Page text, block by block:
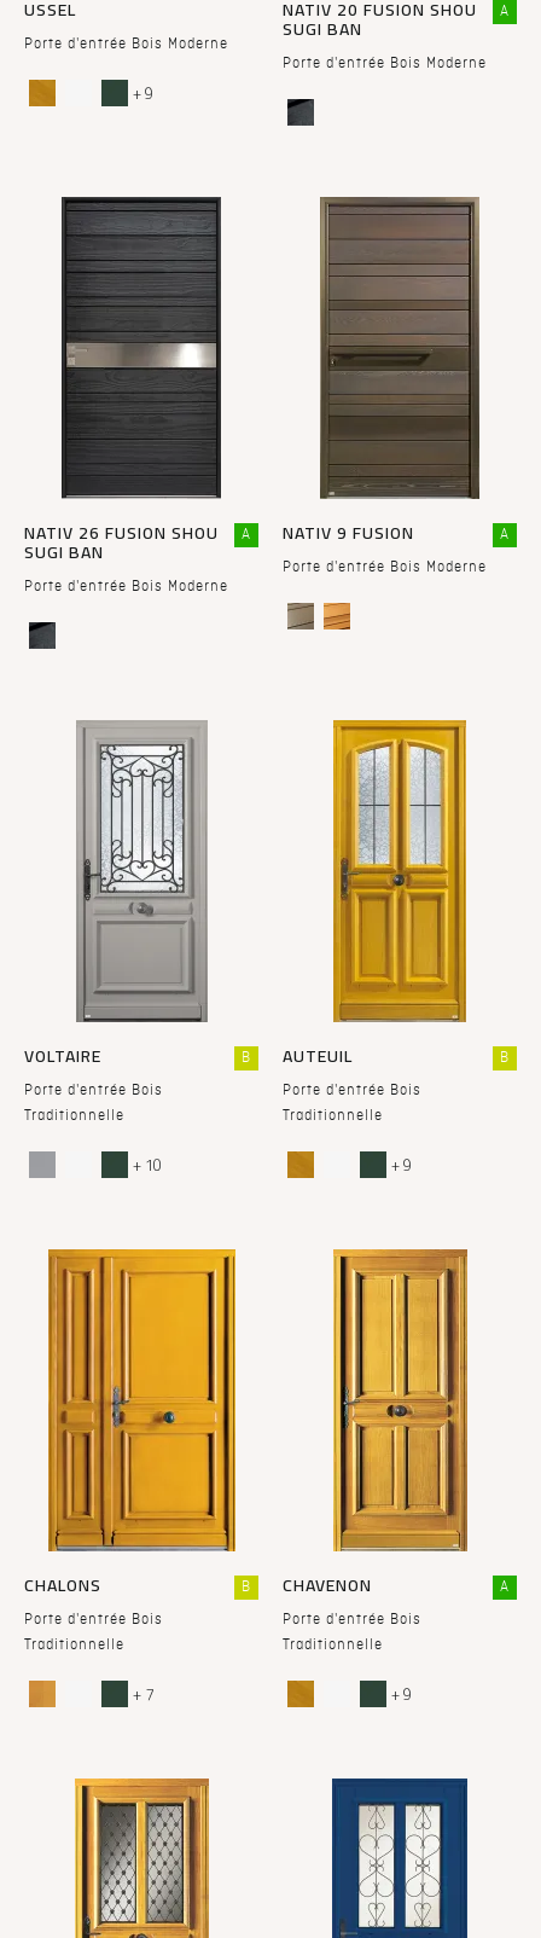
USSEL
Porte d'entrée Bois Moderne
+ 9
NATIV 20 FUSION SHOU
SUGI BAN
Porte d'entrée Bois Moderne
A
NATIV 26 FUSION SHOU
SUGI BAN
Porte d'entrée Bois Moderne
A NATIV 9 FUSION
Porte d'entrée Bois Moderne
A
VOLTAIRE
Porte d'entrée Bois
Traditionnelle
B
+ 10
AUTEUIL
Porte d'entrée Bois
Traditionnelle
B
+ 9
CHALONS
Porte d'entrée Bois
Traditionnelle
B
+ 7
CHAVENON
Porte d'entrée Bois
Traditionnelle
A
+ 9